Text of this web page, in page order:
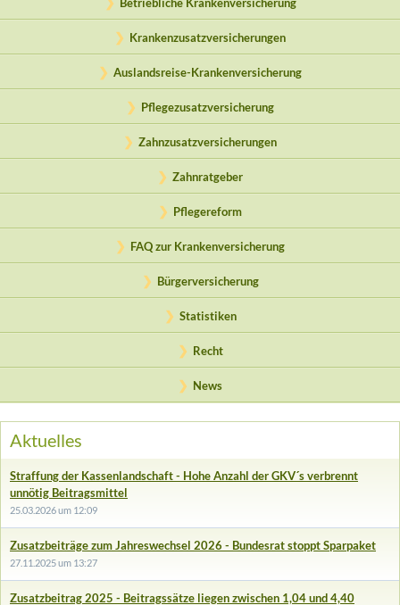
Krankenzusatzversicherungen
Auslandsreise-Krankenversicherung
Pflegezusatzversicherung
Zahnzusatzversicherungen
Zahnratgeber
Pflegereform
FAQ zur Krankenversicherung
Bürgerversicherung
Statistiken
Recht
News
Aktuelles
Straffung der Kassenlandschaft - Hohe Anzahl der GKV´s verbrennt
unnötig Beitragsmittel
25.03.2026 um 12:09
Zusatzbeiträge zum Jahreswechsel 2026 - Bundesrat stoppt Sparpaket
27.11.2025 um 13:27
Zusatzbeitrag 2025 - Beitragssätze liegen zwischen 1,04 und 4,40